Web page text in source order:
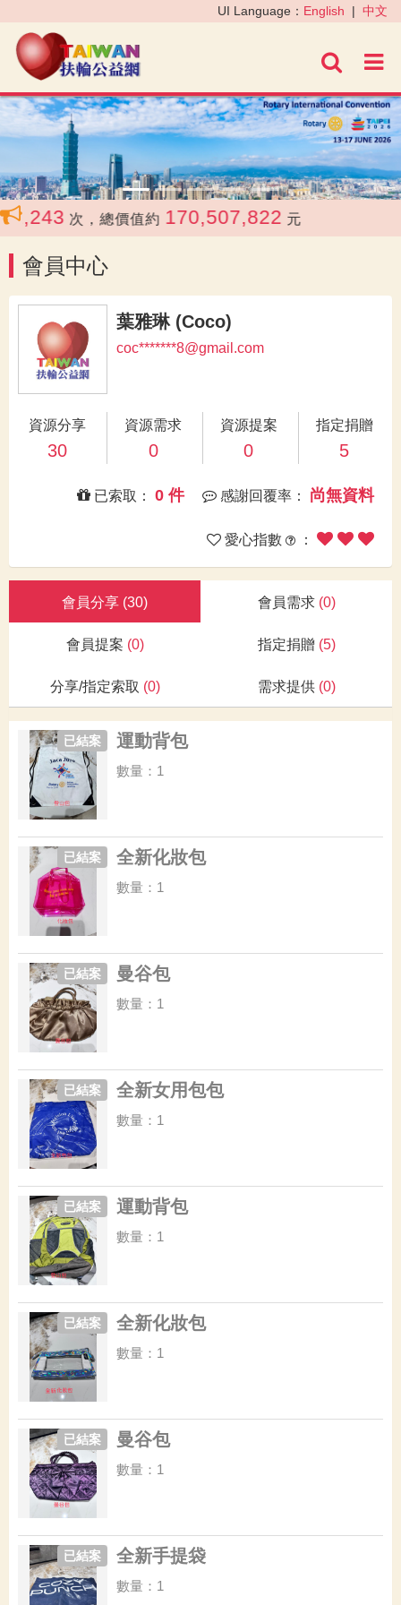
進階
UI Language： English | 中文
‹ ›
次，總價值約 170,507,822 元
會員中心
葉雅琳 (Coco)
coc*******8@gmail.com
資源分享
30
資源需求
0
資源提案
0
指定捐贈
5
感謝回覆率： 尚無資料
已索取： 0 件
愛心指數 ：
會員分享 (30) 會員需求 (0)
會員提案 (0) 指定捐贈 (5)
分享/指定索取 (0) 需求提供 (0)
運動背包
已結案
數量：1
全新化妝包
已結案
數量：1
曼谷包
已結案
數量：1
全新女用包包
已結案
數量：1
運動背包
已結案
數量：1
全新化妝包
已結案
數量：1
曼谷包
已結案
數量：1
全新手提袋
已結案
數量：1